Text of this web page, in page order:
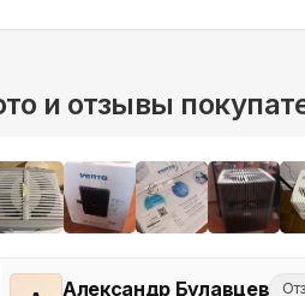
и отзывы
Александр Булавцев